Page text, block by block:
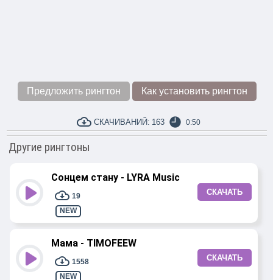
Предложить рингтон Как установить рингтон
СКАЧИВАНИЙ: 163 0:50
Другие рингтоны
Сонцем стану - LYRA Music
19
NEW
СКАЧАТЬ
Мама - TIMOFEEW
1558
NEW
СКАЧАТЬ